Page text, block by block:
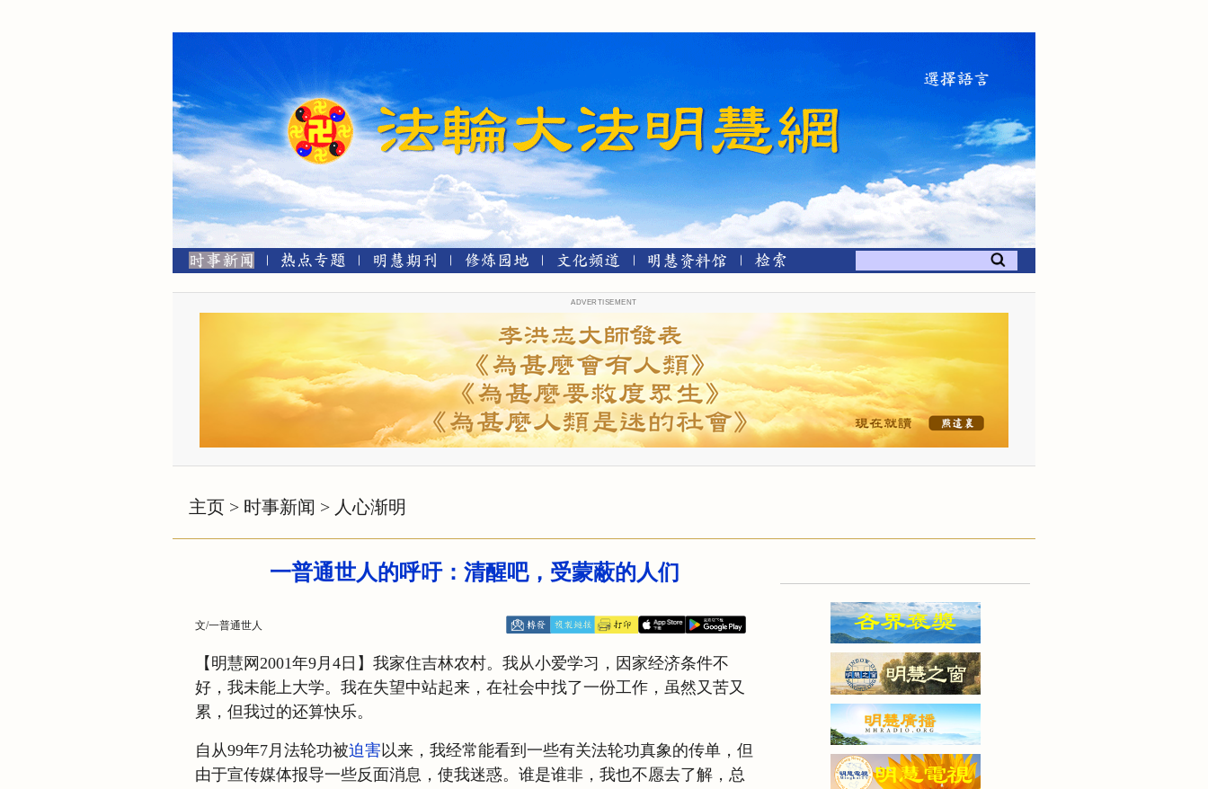
ADVERTISEMENT
主页 > 时事新闻 > 人心渐明
一普通世人的呼吁：清醒吧，受蒙蔽的人们
文/一普通世人
【明慧网2001年9月4日】我家住吉林农村。我从小爱学习，因家经济条件不
好，我未能上大学。我在失望中站起来，在社会中找了一份工作，虽然又苦又
累，但我过的还算快乐。
自从99年7月法轮功被迫害以来，我经常能看到一些有关法轮功真象的传单，但
由于宣传媒体报导一些反面消息，使我迷惑。谁是谁非，我也不愿去了解，总